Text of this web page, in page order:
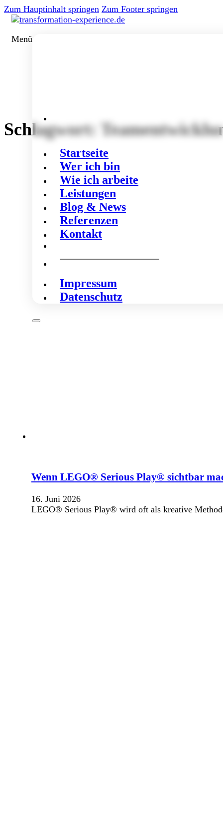
Zum Hauptinhalt springen Zum Footer springen
Menü
Startseite
Wer ich bin
Wie ich arbeite
Leistungen
Blog & News
Referenzen
Kontakt
Impressum
Datenschutz
Schlagwort:
Wenn LEGO® Serious Play® sichtbar
16. Juni 2026
LEGO® Serious Play® wird oft als kreative